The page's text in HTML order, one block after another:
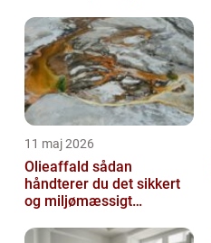
11 maj 2026
Olieaffald sådan
håndterer du det sikkert
og miljømæssigt